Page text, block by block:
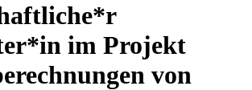
im Projekt
von